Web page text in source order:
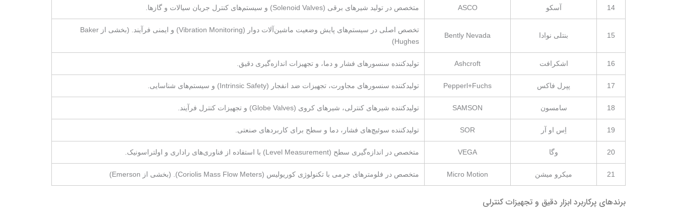
14 آسکو ASCO متخصص در تولید شیرهای برقی (Solenoid Valves) و سیستم‌های کنترل جریان سیالات و گازها.
15 بنتلی نوادا Bently Nevada
تخصص اصلی در سیستم‌های پایش وضعیت ماشین‌آلات دوار (Vibration Monitoring) و ایمنی فرآیند. (بخشی از Baker
Hughes)
16 اشکرافت Ashcroft تولیدکننده سنسورهای فشار و دما، و تجهیزات اندازه‌گیری دقیق.
17 پپرل فاکس Pepperl+Fuchs تولیدکننده سنسورهای مجاورت، تجهیزات ضد انفجار (Intrinsic Safety) و سیستم‌های شناسایی.
18 سامسون SAMSON تولیدکننده شیرهای کنترلی، شیرهای کروی (Globe Valves) و تجهیزات کنترل فرآیند.
19 اِس او آر SOR تولیدکننده سوئیچ‌های فشار، دما و سطح برای کاربردهای صنعتی.
20 وگا VEGA متخصص در اندازه‌گیری سطح (Level Measurement) با استفاده از فناوری‌های راداری و اولتراسونیک.
21 میکرو میشن Micro Motion متخصص در فلومترهای جرمی با تکنولوژی کوریولیس (Coriolis Mass Flow Meters). (بخشی از Emerson)
برندهای پرکاربرد ابزار دقیق و تجهیزات کنترلی